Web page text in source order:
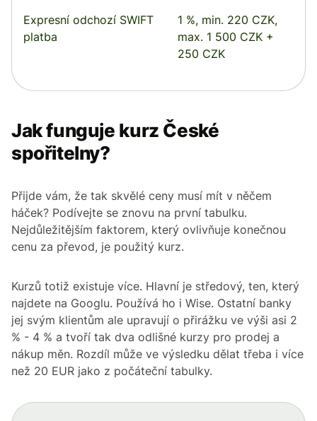
Expresní odchozí SWIFT
platba
1 %, min. 220 CZK,
max. 1 500 CZK +
250 CZK
Jak funguje kurz České
spořitelny?
Přijde vám, že tak skvělé ceny musí mít v něčem
háček? Podívejte se znovu na první tabulku.
Nejdůležitějším faktorem, který ovlivňuje konečnou
cenu za převod, je použitý kurz.
Kurzů totiž existuje více. Hlavní je středový, ten, který
najdete na Googlu. Používá ho i Wise. Ostatní banky
jej svým klientům ale upravují o přirážku ve výši asi 2
% - 4 % a tvoří tak dva odlišné kurzy pro prodej a
nákup měn. Rozdíl může ve výsledku dělat třeba i více
než 20 EUR jako z počáteční tabulky.